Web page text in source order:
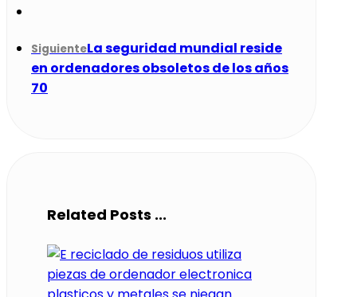
SiguienteLa seguridad mundial reside
en ordenadores obsoletos de los años
70
Related Posts ...